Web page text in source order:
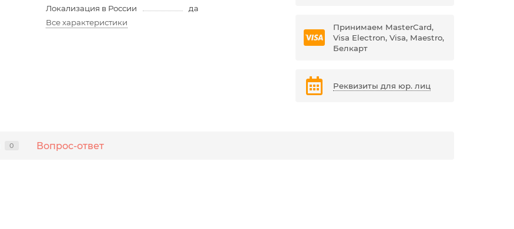
Локализация в России
да
Все характеристики
Принимаем MasterCard,
Visa Electron, Visa, Maestro,
Белкарт
Реквизиты для юр. лиц
0 Вопрос-ответ